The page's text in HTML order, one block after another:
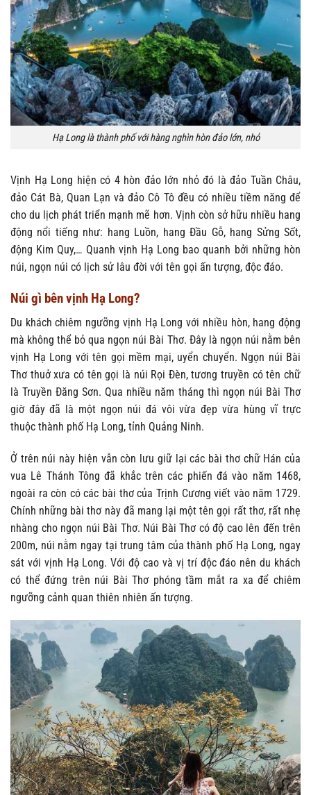
Hạ Long là thành phố với hàng nghìn hòn đảo lớn, nhỏ
Vịnh Hạ Long hiện có 4 hòn đảo lớn nhỏ đó là đảo Tuần Châu,
đảo Cát Bà, Quan Lạn và đảo Cô Tô đều có nhiều tiềm năng để
cho du lịch phát triển mạnh mẽ hơn. Vịnh còn sở hữu nhiều hang
động nổi tiếng như: hang Luồn, hang Đầu Gỗ, hang Sửng Sốt,
động Kim Quy,… Quanh vịnh Hạ Long bao quanh bởi những hòn
núi, ngọn núi có lịch sử lâu đời với tên gọi ấn tượng, độc đáo.
Núi gì bên vịnh Hạ Long?
Du khách chiêm ngưỡng vịnh Hạ Long với nhiều hòn, hang động
mà không thể bỏ qua ngọn núi Bài Thơ. Đây là ngọn núi nằm bên
vịnh Hạ Long với tên gọi mềm mại, uyển chuyển. Ngọn núi Bài
Thơ thuở xưa có tên gọi là núi Rọi Đèn, tương truyền có tên chữ
là Truyền Đăng Sơn. Qua nhiều năm tháng thì ngọn núi Bài Thơ
giờ đây đã là một ngọn núi đá vôi vừa đẹp vừa hùng vĩ trực
thuộc thành phố Hạ Long, tỉnh Quảng Ninh.
Ở trên núi này hiện vẫn còn lưu giữ lại các bài thơ chữ Hán của
vua Lê Thánh Tông đã khắc trên các phiến đá vào năm 1468,
ngoài ra còn có các bài thơ của Trịnh Cương viết vào năm 1729.
Chính những bài thơ này đã mang lại một tên gọi rất thơ, rất nhẹ
nhàng cho ngọn núi Bài Thơ. Núi Bài Thơ có độ cao lên đến trên
200m, núi nằm ngay tại trung tâm của thành phố Hạ Long, ngay
sát với vịnh Hạ Long. Với độ cao và vị trí độc đáo nên du khách
có thể đứng trên núi Bài Thơ phóng tầm mắt ra xa để chiêm
ngưỡng cảnh quan thiên nhiên ấn tượng.